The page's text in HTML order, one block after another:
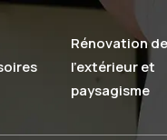
Rénovation de
l’extérieur et
paysagisme